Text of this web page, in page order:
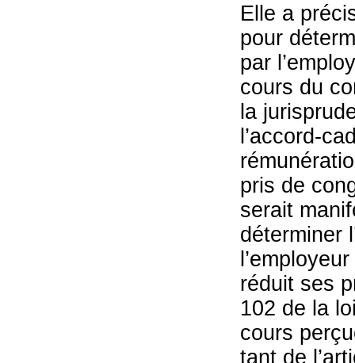
Elle a
pour
par
cours du
la
l’accord-
pris de
serait
déterminer
réduit ses
102 de la
cours
tant de